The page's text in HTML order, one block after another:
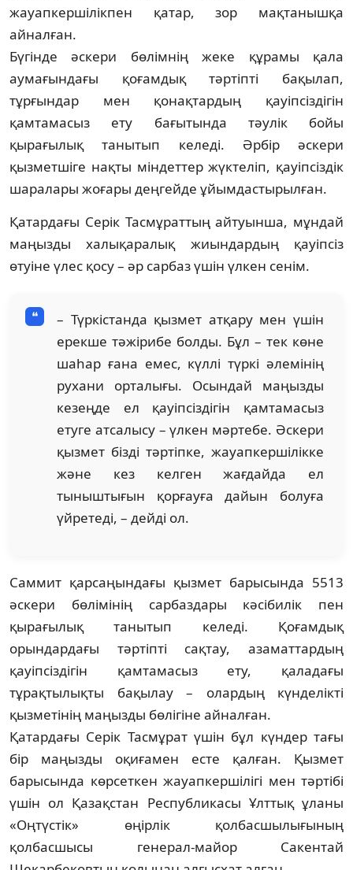
жауапкершілікпен қатар, зор мақтанышқа
айналған.
Бүгінде әскери бөлімнің жеке құрамы қала
аумағындағы қоғамдық тәртіпті бақылап,
тұрғындар мен қонақтардың қауіпсіздігін
қамтамасыз ету бағытында тәулік бойы
қырағылық танытып келеді. Әрбір әскери
қызметшіге нақты міндеттер жүктеліп, қауіпсіздік
шаралары жоғары деңгейде ұйымдастырылған.
Қатардағы Серік Тасмұраттың айтуынша, мұндай
маңызды халықаралық жиындардың қауіпсіз
өтуіне үлес қосу – әр сарбаз үшін үлкен сенім.
– Түркістанда қызмет атқару мен үшін
ерекше тәжірибе болды. Бұл – тек көне
шаһар ғана емес, күллі түркі әлемінің
рухани орталығы. Осындай маңызды
кезеңде ел қауіпсіздігін қамтамасыз
етуге атсалысу – үлкен мәртебе. Әскери
қызмет бізді тәртіпке, жауапкершілікке
және кез келген жағдайда ел
тыныштығын қорғауға дайын болуға
үйретеді, – дейді ол.
Саммит қарсаңындағы қызмет барысында 5513
әскери бөлімінің сарбаздары кәсібилік пен
қырағылық танытып келеді. Қоғамдық
орындардағы тәртіпті сақтау, азаматтардың
қауіпсіздігін қамтамасыз ету, қаладағы
тұрақтылықты бақылау – олардың күнделікті
қызметінің маңызды бөлігіне айналған.
Қатардағы Серік Тасмұрат үшін бұл күндер тағы
бір маңызды оқиғамен есте қалған. Қызмет
барысында көрсеткен жауапкершілігі мен тәртібі
үшін ол Қазақстан Республикасы Ұлттық ұланы
«Оңтүстік» өңірлік қолбасшылығының
қолбасшысы генерал-майор Сакентай